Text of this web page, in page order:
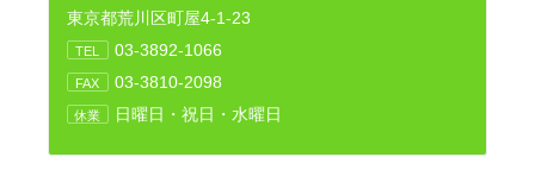
東京都荒川区町屋4-1-23
TEL 03-3892-1066
FAX 03-3810-2098
休業 日曜日・祝日・水曜日